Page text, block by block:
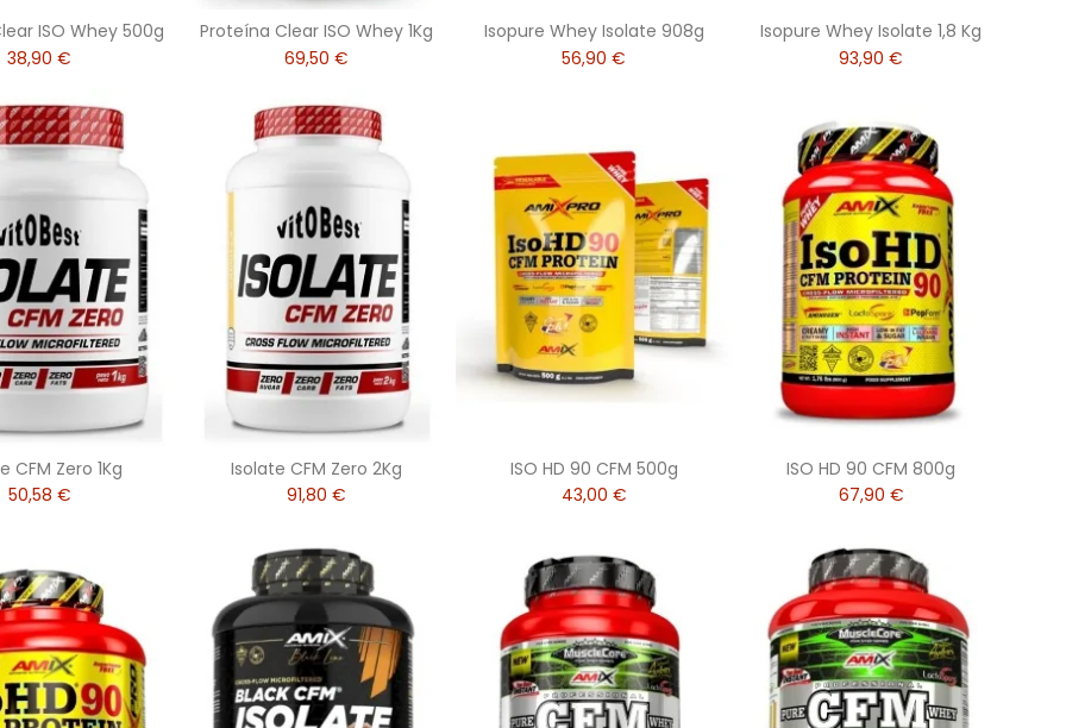
ISO Whey 500g
38,90 €
Proteína Clear ISO Whey 1Kg
69,50 €
Isopure Whey Isolate 908g
56,90 €
Isopure Whey Isolate 1,8 Kg
93,90 €
CFM Zero 1Kg
50,58 €
Isolate CFM Zero 2Kg
91,80 €
ISO HD 90 CFM 500g
43,00 €
ISO HD 90 CFM 800g
67,90 €